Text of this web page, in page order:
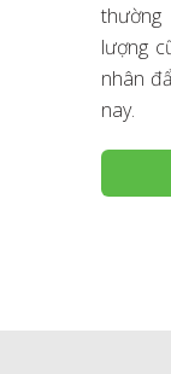
lượng
nhân
nay.